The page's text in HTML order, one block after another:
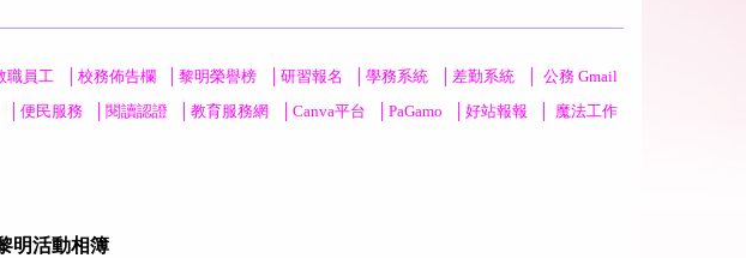
職員工 校務佈告欄 黎明榮譽榜 研習報名 學務系統 差勤系統
公務 Gmail
便民服務 閱讀認證 教育服務網 Canva平台 PaGamo 好站報報 魔法工作
明活動相簿